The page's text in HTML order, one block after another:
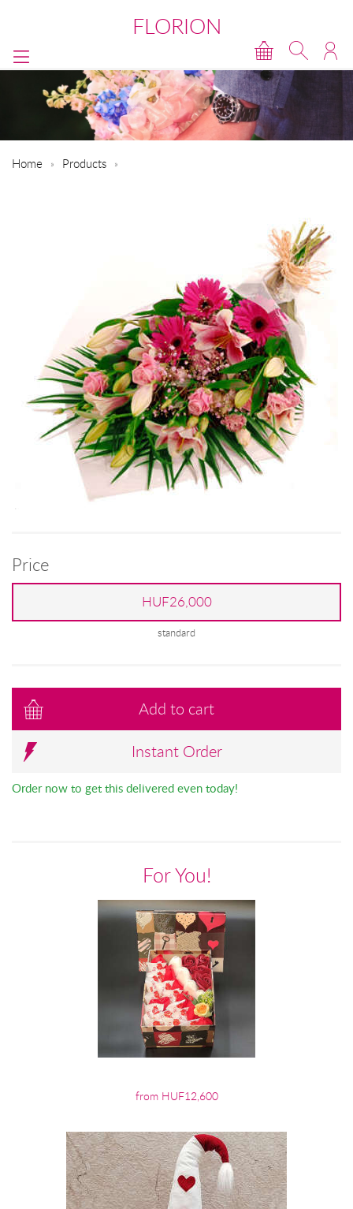
FLORION
Home Products
Price
HUF26,000
standard
Add to cart
Instant Order
Order now to get this delivered even today!
For You!
from HUF12,600